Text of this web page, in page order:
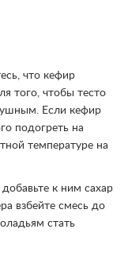
что кефир
того, чтобы тесто
Если кефир
подогреть на
температуре на
к ним сахар
взбейте смесь до
стать